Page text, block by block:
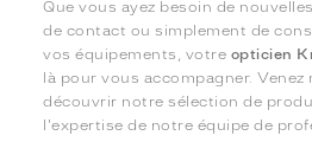
Que vous ayez besoin de
de contact ou simplement de
vos équipements, votre opticien
là pour vous accompagner.
découvrir notre sélection de
l'expertise de notre équipe de